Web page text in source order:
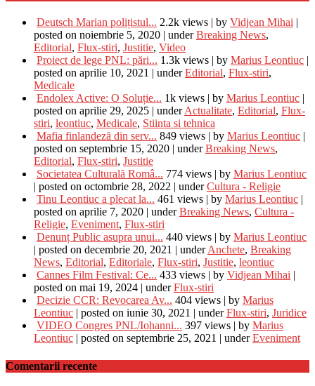
Deutsch Marian polițistul... 2.2k views by Vidjean Mihai
posted on noiembrie 5, 2020
underBreaking News,
Editorial, Flux-stiri, Justitie, Video
Proiect de lege PNL: pări... 1.3k views by Marius Leontiuc
posted on aprilie 10, 2021
underEditorial, Flux-stiri,
Medicale
Endolex Active: O Soluție... 1k views by Marius Leontiuc
posted on aprilie 29, 2025
underActualitate, Editorial, Flux-
stiri, leontiuc, Medicale, Stiinta si tehnica
Mafia finlandeză din serv... 849 views by Marius Leontiuc
posted on septembrie 15, 2020
underBreaking News,
Editorial, Flux-stiri, Justitie
Societatea Culturală Româ... 774 views by Marius Leontiuc
posted on octombrie 28, 2022 underCultura - Religie
Tinu Leontiuc a plecat la... 461 views by Marius Leontiuc
posted on aprilie 7, 2020
underBreaking News, Cultura -
Religie, Eveniment, Flux-stiri
Denunț Public asupra unui... 440 views by Marius Leontiuc
posted on decembrie 20, 2021 underAnchete, Breaking
News, Editorial, Editoriale, Flux-stiri, Justitie, leontiuc
Cannes Film Festival: Ce... 433 views by Vidjean Mihai
posted on mai 19, 2024
underFlux-stiri
Decizie CCR: Revocarea Av... 404 views by Marius
Leontiuc
posted on iunie 30, 2021 underFlux-stiri, Juridice
VIDEO Congres PNL/Iohanni... 397 views by Marius
Leontiuc
posted on septembrie 25, 2021 underEveniment
Comentarii recente